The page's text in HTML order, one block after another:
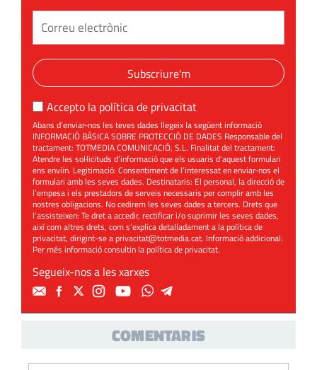
Subscriure'm
Accepto la política de privacitat
Abans d’enviar-nos les teves dades llegeix la següent informació
INFORMACIÓ BÀSICA SOBRE PROTECCIÓ DE DADES Responsable del
tractament: TOTMEDIA COMUNICACIÓ, S.L. Finalitat del tractament:
Atendre les sol·licituds d’informació que els usuaris d’aquest formulari
ens enviïn. Legitimació: Consentiment de l’interessat en enviar-nos el
formulari amb les seves dades. Destinataris: El personal, la direcció de
l’empesa i els prestadors de serveis necessaris per complir amb les
nostres obligacions. No cedirem les seves dades a tercers. Drets que
l’assisteixen: Te dret a accedir, rectificar i/o suprimir les seves dades,
així com altres drets, com s’explica detalladament a la política de
privacitat, dirigint-se aprivacitat@totmedia.cat. Informació addicional:
Per més informació consultin lapolítica de privacitat.
Segueix-nos a les xarxes
COMENTARIS